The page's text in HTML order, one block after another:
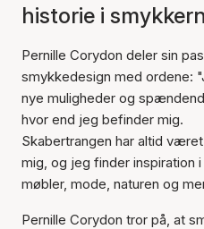
historie i
Pernille Corydon deler sin
smykkedesign med ordene:
nye muligheder og
hvor end jeg befinder mig.
Skabertrangen har altid
mig, og jeg finder inspiration
møbler, mode, naturen og
Pernille Corydon tror på, at